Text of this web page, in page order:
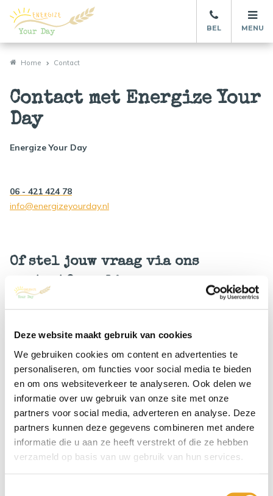
Deze website maakt gebruik van cookies
We gebruiken cookies om content en advertenties te
personaliseren, om functies voor social media te bieden
en om ons websiteverkeer te analyseren. Ook delen we
informatie over uw gebruik van onze site met onze
partners voor social media, adverteren en analyse. Deze
partners kunnen deze gegevens combineren met andere
informatie die u aan ze heeft verstrekt of die ze hebben
verzameld op basis van uw gebruik van hun services.
Home Contact
Contact met Energize Your
Day
Energize Your Day
06 - 421 424 78
info@energizeyourday.nl
Of stel jouw vraag via ons
Naam
Telefoonnummer
E-mailadres
Jouw vraag / opmerking
BEL MENU